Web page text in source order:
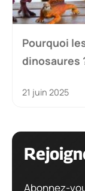
Pourquoi
dinosaures
21 juin 2025
Abonnez-